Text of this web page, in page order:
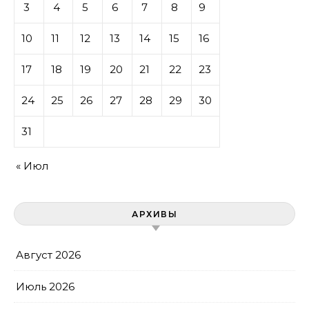
3 4 5 6 7 8 9
10 11 12 13 14 15 16
17 18 19 20 21 22 23
24 25 26 27 28 29 30
31
« Июл
АРХИВЫ
Август 2026
Июль 2026